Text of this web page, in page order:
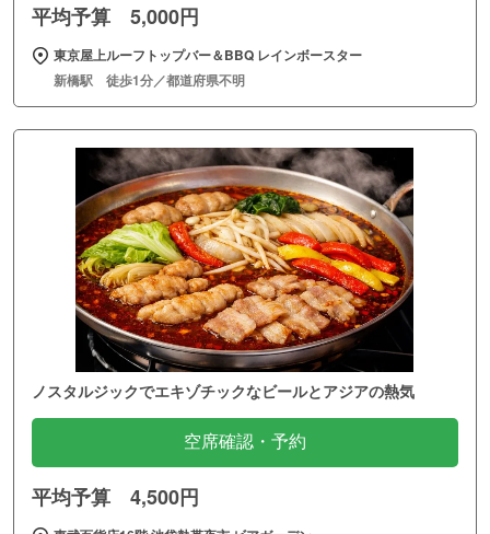
平均予算 5,000円
東京屋上ルーフトップバー＆BBQ レインボースター
新橋駅 徒歩1分／都道府県不明
ノスタルジックでエキゾチックなビールとアジアの熱気
空席確認・予約
平均予算 4,500円